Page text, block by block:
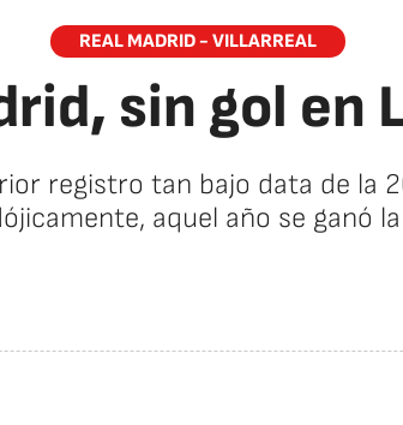
REAL MADRID - VILLARREAL
sin gol en
registro tan bajo data de la
aquel año se ganó